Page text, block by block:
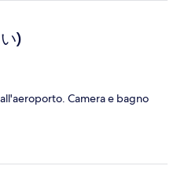
)
Camera e bagno